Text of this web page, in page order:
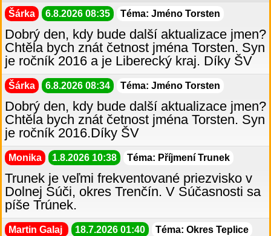
Šárka 6.8.2026 08:35 Téma: Jméno Torsten
Dobrý den, kdy bude další aktualizace jmen?
Chtěla bych znát četnost jména Torsten. Syn
je ročník 2016 a je Liberecký kraj. Díky ŠV
Šárka 6.8.2026 08:34 Téma: Jméno Torsten
Dobrý den, kdy bude další aktualizace jmen?
Chtěla bych znát četnost jména Torsten. Syn
je ročník 2016.Díky ŠV
Monika 1.8.2026 10:38 Téma: Příjmení Trunek
Trunek je veľmi frekventované priezvisko v
Dolnej Súči, okres Trenčín. V Súčasnosti sa
píše Trúnek.
Martin Galaj 18.7.2026 01:40 Téma: Okres Teplice